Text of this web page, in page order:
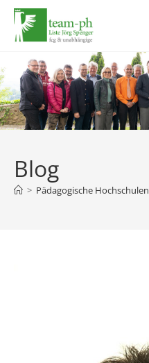
Zum
Inhalt
springen
Blog
> Pädagogische Hochschulen